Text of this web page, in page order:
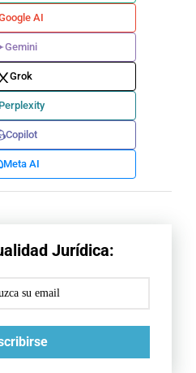
AI
Gemini
Grok
Perplexity
Copilot
Meta AI
Jurídica: